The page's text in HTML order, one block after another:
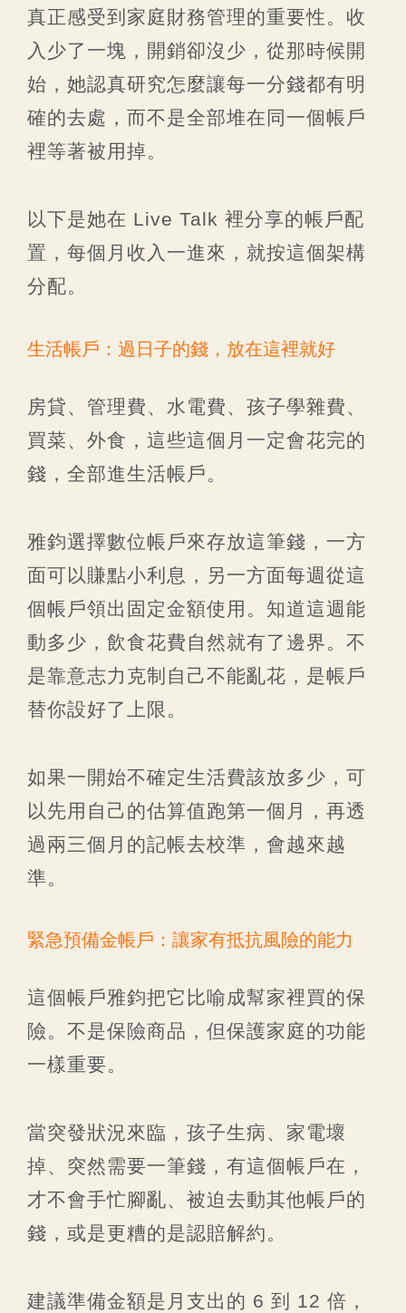
真正感受到家庭財務管理的重要性。收
入少了一塊，開銷卻沒少，從那時候開
始，她認真研究怎麼讓每一分錢都有明
確的去處，而不是全部堆在同一個帳戶
裡等著被用掉。
以下是她在 Live Talk 裡分享的帳戶配
置，每個月收入一進來，就按這個架構
分配。
生活帳戶：過日子的錢，放在這裡就好
房貸、管理費、水電費、孩子學雜費、
買菜、外食，這些這個月一定會花完的
錢，全部進生活帳戶。
雅鈞選擇數位帳戶來存放這筆錢，一方
面可以賺點小利息，另一方面每週從這
個帳戶領出固定金額使用。知道這週能
動多少，飲食花費自然就有了邊界。不
是靠意志力克制自己不能亂花，是帳戶
替你設好了上限。
如果一開始不確定生活費該放多少，可
以先用自己的估算值跑第一個月，再透
過兩三個月的記帳去校準，會越來越
準。
緊急預備金帳戶：讓家有抵抗風險的能力
這個帳戶雅鈞把它比喻成幫家裡買的保
險。不是保險商品，但保護家庭的功能
一樣重要。
當突發狀況來臨，孩子生病、家電壞
掉、突然需要一筆錢，有這個帳戶在，
才不會手忙腳亂、被迫去動其他帳戶的
錢，或是更糟的是認賠解約。
建議準備金額是月支出的 6 到 12 倍，